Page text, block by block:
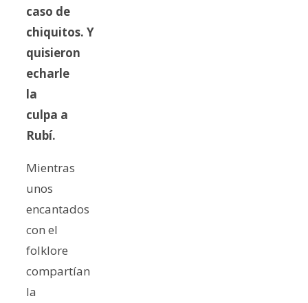
caso de
chiquitos. Y
quisieron
echarle
la
culpa a
Rubí.
Mientras
unos
encantados
con el
folklore
compartían
la